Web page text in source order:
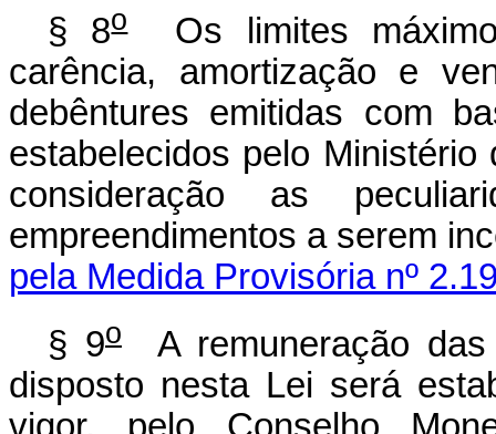
§ 8oOs limites
carência, amortização e
debêntures emitidas com
estabelecidos pelo
consideração as
empreendimentos a serem
pela Medida Provisória nº
§ 9o
A remuneração
disposto nesta Lei será
vigor, pelo Conselho